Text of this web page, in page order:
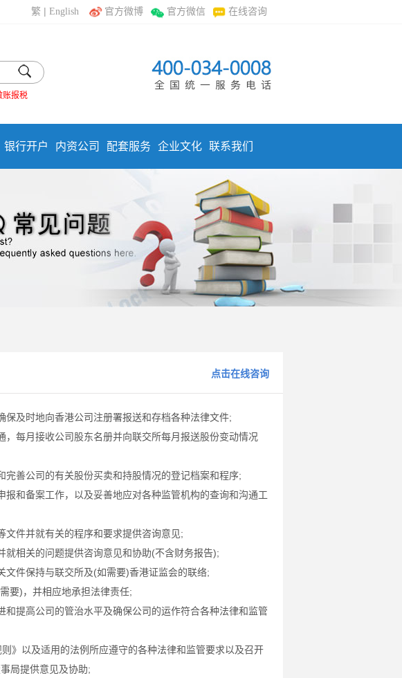
繁 |English 官方微博 官方微信 在线咨询
账报税
银行开户 内资公司 配套服务 企业文化 联系我们
点击在线咨询
及时地向香港公司注册署报送和存档各种法律文件;
每月接收公司股东名册并向联交所每月报送股份变动情况
善公司的有关股份买卖和持股情况的登记档案和程序;
和备案工作，以及妥善地应对各种监管机构的查询和沟通工
件并就有关的程序和要求提供咨询意见;
相关的问题提供咨询意见和协助(不含财务报告);
件保持与联交所及(如需要)香港证监会的联络;
要)，并相应地承担法律责任;
提高公司的管治水平及确保公司的运作符合各种法律和监管
》以及适用的法例所应遵守的各种法律和监管要求以及召开
局提供意见及协助;